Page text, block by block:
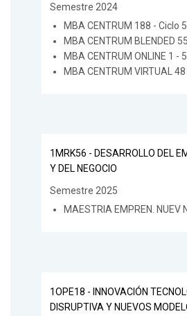
Semestre 2024
MBA CENTRUM 188 - Ciclo 5
MBA CENTRUM BLENDED
MBA CENTRUM ONLINE 1 -
MBA CENTRUM VIRTUAL
1MRK56 - DESARROLLO DEL
Y DEL NEGOCIO
Semestre 2025
MAESTRIA EMPREN. NUEV
1OPE18 - INNOVACIÓN
DISRUPTIVA Y NUEVOS